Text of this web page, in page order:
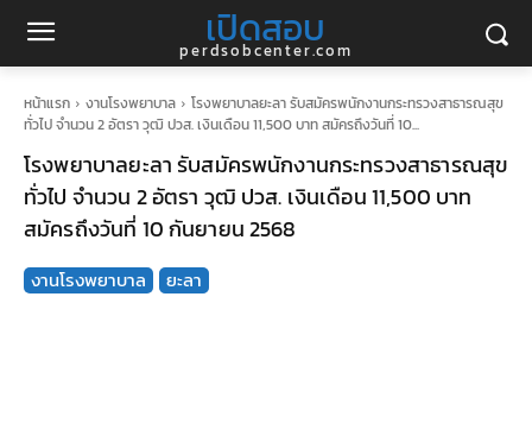
เปิดสอบ
perdsobcenter.com
หน้าแรก งานโรงพยาบาล
โรงพยาบาลยะลา รับสมัครพนักงานกระทรวงสาธารณสุข
ทั่วไป จำนวน 2 อัตรา วุฒิ ปวส. เงินเดือน 11,500 บาท สมัครถึงวันที่ 10...
โรงพยาบาลยะลา รับสมัครพนักงานกระทรวงสาธารณสุข
ทั่วไป จำนวน 2 อัตรา วุฒิ ปวส. เงินเดือน 11,500 บาท
สมัครถึงวันที่ 10 กันยายน 2568
งานโรงพยาบาล ยะลา